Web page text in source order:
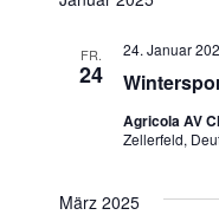
FR.
24
24. Januar
Agricola AV
Zellerfeld,
März 2025